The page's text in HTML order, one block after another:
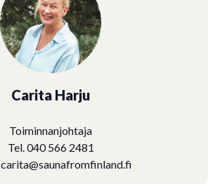
Carita Harju
Toiminnanjohtaja
Tel. 040 566 2481
carita@saunafromfinland.fi